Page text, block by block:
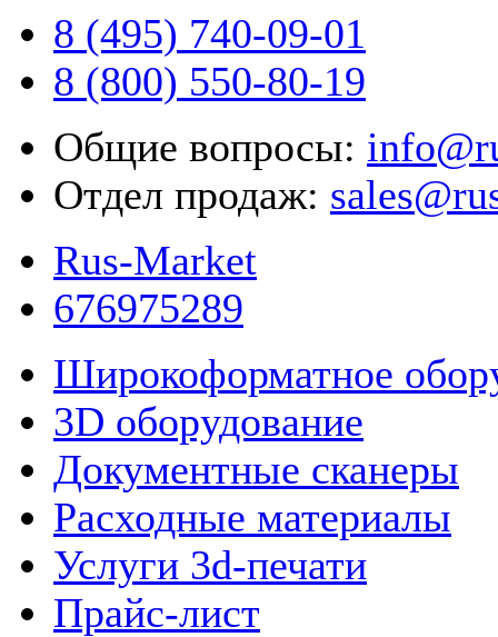
8 (495) 740-09-01
8 (800) 550-80-19
Общие вопросы:
Отдел продаж:
Rus-Market
676975289
Широкоформатное
3D оборудование
Документные сканеры
Расходные материалы
Услуги 3d-печати
Прайс-лист